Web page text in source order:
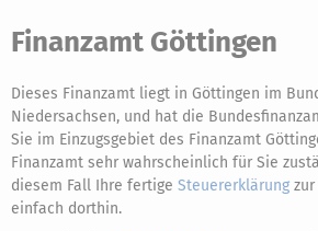
Finanzamt Göttingen
Dieses Finanzamt liegt in Göttingen im
Niedersachsen, und hat die
Sie im Einzugsgebiet des Finanzamt
Finanzamt sehr wahrscheinlich für Sie
diesem Fall Ihre fertige Steuererklärung
einfach dorthin.